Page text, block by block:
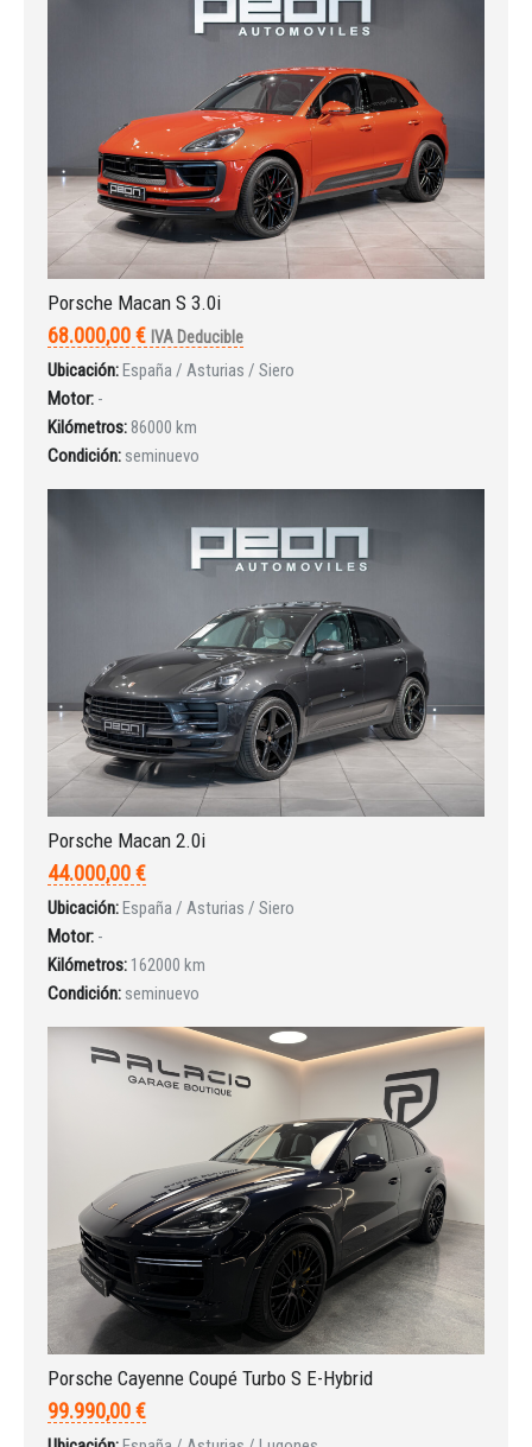
Iniciar sesión
Porsche Macan S 3.0i
68.000,00 € IVA Deducible
Ubicación:España / Asturias / Siero
Motor: -
Kilómetros: 86000 km
Condición: seminuevo
Porsche Macan 2.0i
44.000,00 €
Ubicación:España / Asturias / Siero
Motor: -
Kilómetros: 162000 km
Condición: seminuevo
Porsche Cayenne Coupé Turbo S E-Hybrid
99.990,00 €